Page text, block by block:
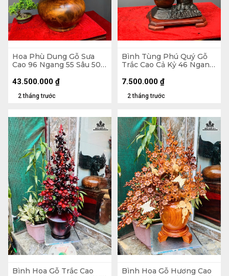
Hoa Phù Dung Gỗ Sưa
Cao 96 Ngang 55 Sâu 50
43 (cm)
2 tháng trước
43.500.000 ₫
Bình Tùng Phú Quý Gỗ
Trắc Cao Cả Kỷ 46 Ngang
4 - Đường Kính 12 (cm)
2 tháng trước
7.500.000 ₫
Bình Hoa Gỗ Trắc Cao
Bình Hoa Gỗ Hương Cao